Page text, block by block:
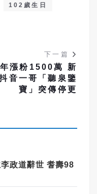
102歲生日
下一篇
漲粉1500萬 新
音一哥「聽泉鑒
寶」突傳停更
政道辭世 耆壽98